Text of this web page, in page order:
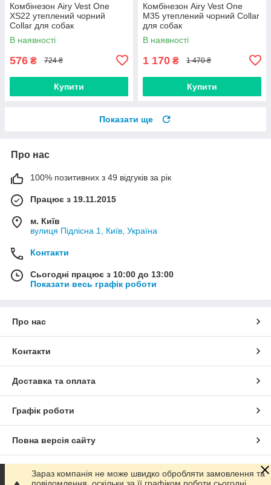
Комбінезон Airy Vest One
XS22 утеплений чорний
Collar для собак
В наявності
576 ₴ 724 ₴
Купити
Комбінезон Airy Vest One
M35 утеплений чорний Collar
для собак
В наявності
1 170 ₴ 1 470 ₴
Купити
Показати ще
Про нас
100% позитивних з 49 відгуків за рік
Працює з 19.11.2015
м. Київ
вулиця Підлісна 1, Київ, Україна
Контакти
Сьогодні працює з 10:00 до 13:00
Показати весь графік роботи
Про нас
Контакти
Доставка та оплата
Графік роботи
Повна версія сайту
Сайт створено на маркетплейсі Prom.ua
Зараз компанія не може швидко обробляти замовлення та